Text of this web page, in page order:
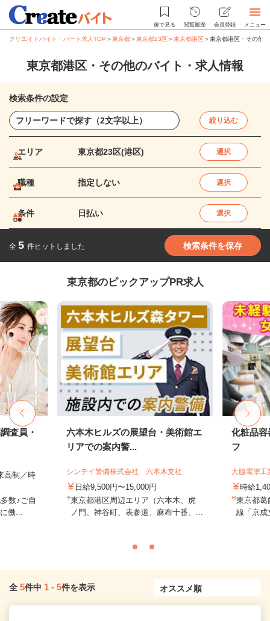
後で見る 閲覧履歴 会員登録 メニュー
クリエイトバイト・パート求人TOP ＞東京都＞東京都23区＞東京都港区＞東京都港区・その他
東京都港区・その他のバイト・求人情報
検索条件の設定
絞り込む
エリア 東京都23区(港区) 選択
職種 指定しない 選択
条件 日払い 選択
全 5 件ヒットしました 検索条件を保存
東京都のピックアップPR求人
査員・
高制／時
数♪ご自
働...
六本木ヒルズの展望台・美術館エ
リアでの案内警...
シンテイ警備株式会社 六本木支社
日給9,500円〜15,000円
東京都港区周辺エリア（六本木、虎
ノ門、神谷町、表参道、麻布十番、...
化粧品容
フ
大脇電塗工
時給
東京都葛
線「京成
全 5件中 1 - 5件を表示